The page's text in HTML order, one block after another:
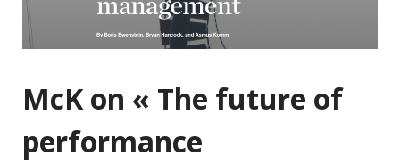
McK on « The future of
performance